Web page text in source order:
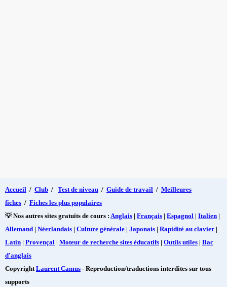
Accueil / Club / Test de niveau / Guide de travail / Meilleures
fiches / Fiches les plus populaires
💡 Nos autres sites gratuits de cours : Anglais | Français | Espagnol | Italien |
Allemand | Néerlandais | Culture générale | Japonais | Rapidité au clavier |
Latin | Provençal | Moteur de recherche sites éducatifs | Outils utiles | Bac
d'anglais
Copyright Laurent Camus - Reproduction/traductions interdites sur tous
supports